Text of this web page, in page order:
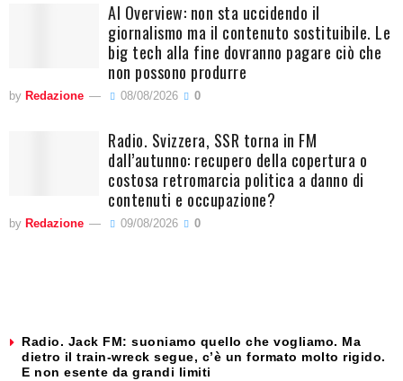
AI Overview: non sta uccidendo il
giornalismo ma il contenuto sostituibile. Le
big tech alla fine dovranno pagare ciò che
non possono produrre
by Redazione 08/08/2026 0
Radio. Svizzera, SSR torna in FM
dall’autunno: recupero della copertura o
costosa retromarcia politica a danno di
contenuti e occupazione?
by Redazione 09/08/2026 0
Radio. Jack FM: suoniamo quello che vogliamo. Ma
dietro il train-wreck segue, c’è un formato molto rigido.
E non esente da grandi limiti